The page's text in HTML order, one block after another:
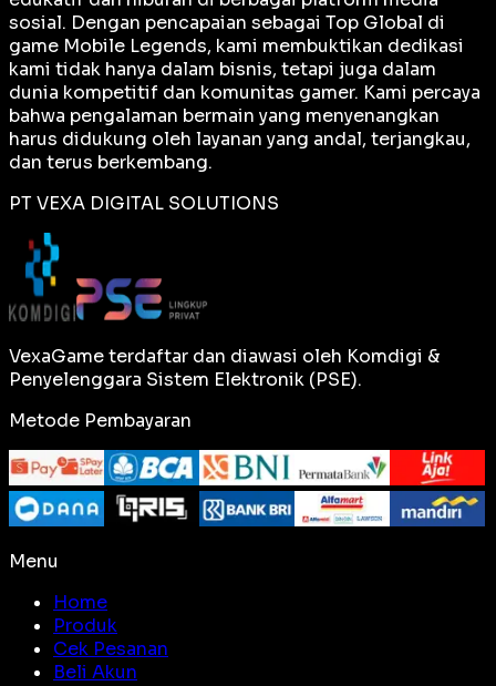
sosial. Dengan pencapaian sebagai Top Global di
game Mobile Legends, kami membuktikan dedikasi
kami tidak hanya dalam bisnis, tetapi juga dalam
dunia kompetitif dan komunitas gamer. Kami percaya
bahwa pengalaman bermain yang menyenangkan
harus didukung oleh layanan yang andal, terjangkau,
dan terus berkembang.
PT VEXA DIGITAL SOLUTIONS
VexaGame terdaftar dan diawasi oleh Komdigi &
Penyelenggara Sistem Elektronik (PSE).
Metode Pembayaran
Menu
Home
Produk
Cek Pesanan
Beli Akun